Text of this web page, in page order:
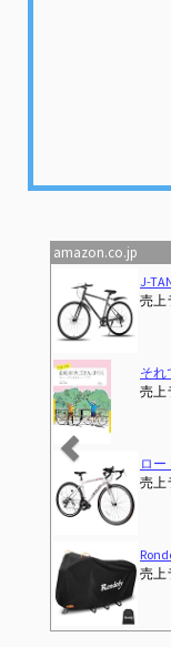
amazon.co.jp
J-TANXJ 自転車
売上
それ
売上
ロードバイク
売上
Rondofy 自転車カ
売上
Previous